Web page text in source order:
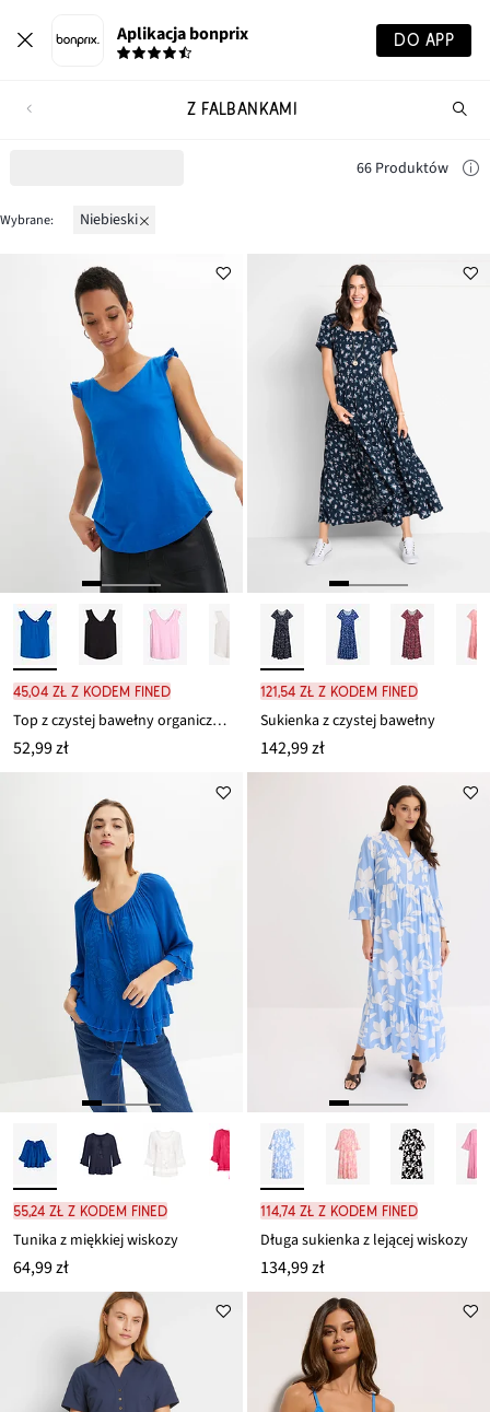
Aplikacja bonprix DO APP
Z FALBANKAMI
66 Produktów
Wybrane: niebieski
45,04 zł z kodem FINED
Top z czystej bawełny organicznej
52,99 zł
121,54 zł z kodem FINED
Sukienka z czystej bawełny
142,99 zł
55,24 zł z kodem FINED
Tunika z miękkiej wiskozy
64,99 zł
114,74 zł z kodem FINED
Długa sukienka z lejącej wiskozy
134,99 zł